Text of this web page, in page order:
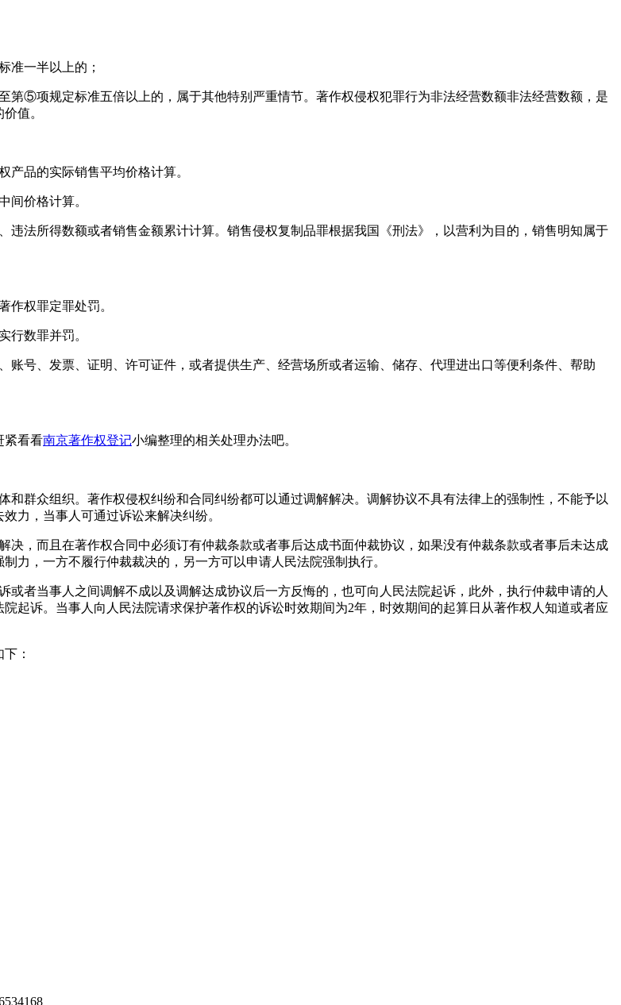
准一半以上的；
⑤项规定标准五倍以上的，属于其他特别严重情节。著作权侵权犯罪行为非法经营数额非法经营数额，是
值。
产品的实际销售平均价格计算。
间价格计算。
法所得数额或者销售金额累计计算。销售侵权复制品罪根据我国《刑法》，以营利为目的，销售明知属于
作权罪定罪处罚。
行数罪并罚。
号、发票、证明、许可证件，或者提供生产、经营场所或者运输、储存、代理进出口等便利条件、帮助
紧看看南京著作权登记小编整理的相关处理办法吧。
群众组织。著作权侵权纠纷和合同纠纷都可以通过调解解决。调解协议不具有法律上的强制性，不能予以
力，当事人可通过诉讼来解决纠纷。
，而且在著作权合同中必须订有仲裁条款或者事后达成书面仲裁协议，如果没有仲裁条款或者事后未达成
力，一方不履行仲裁裁决的，另一方可以申请人民法院强制执行。
者当事人之间调解不成以及调解达成协议后一方反悔的，也可向人民法院起诉，此外，执行仲裁申请的人
起诉。当事人向人民法院请求保护著作权的诉讼时效期间为2年，时效期间的起算日从著作权人知道或者应
：